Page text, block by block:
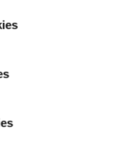
gebarentaal.
zijn in braille